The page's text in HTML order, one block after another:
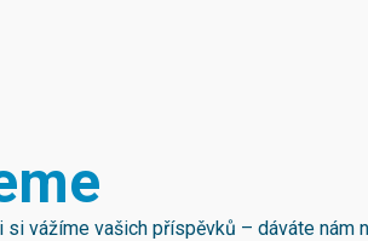
si vážíme vašich příspěvků – dáváte nám